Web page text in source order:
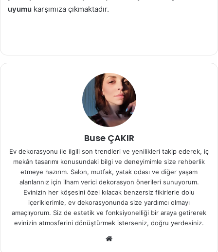
uyumu karşımıza çıkmaktadır.
Buse ÇAKIR
Ev dekorasyonu ile ilgili son trendleri ve yenilikleri takip ederek, iç
mekân tasarımı konusundaki bilgi ve deneyimimle size rehberlik
etmeye hazırım. Salon, mutfak, yatak odası ve diğer yaşam
alanlarınız için ilham verici dekorasyon önerileri sunuyorum.
Evinizin her köşesini özel kılacak benzersiz fikirlerle dolu
içeriklerimle, ev dekorasyonunda size yardımcı olmayı
amaçlıyorum. Siz de estetik ve fonksiyonelliği bir araya getirerek
evinizin atmosferini dönüştürmek isterseniz, doğru yerdesiniz.